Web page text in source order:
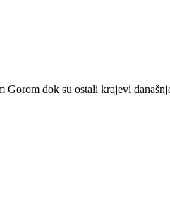
dok su ostali krajevi